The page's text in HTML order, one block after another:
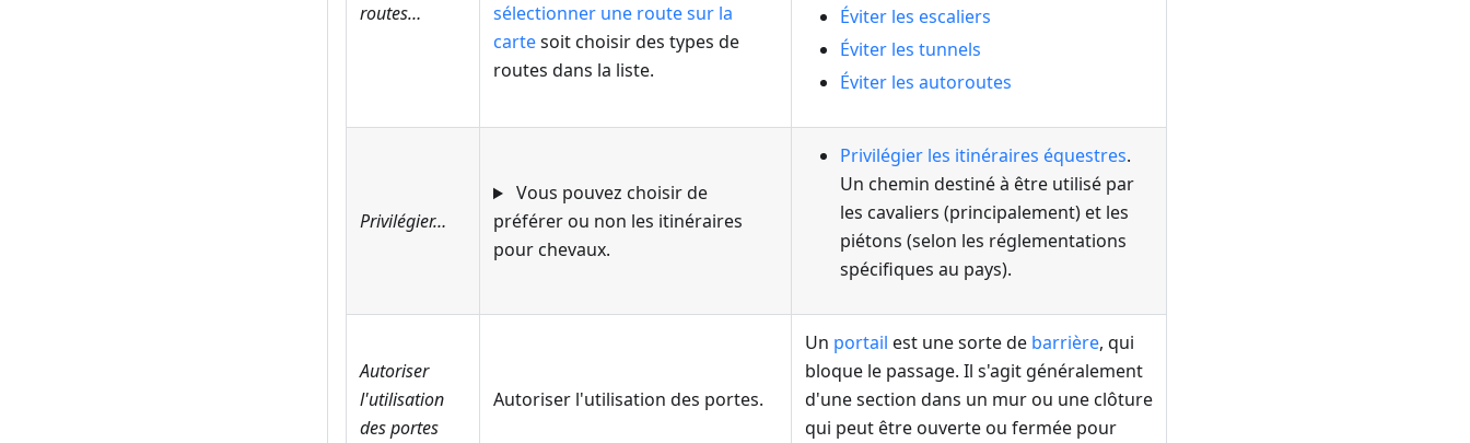
routes…
sélectionner une route sur la
cartesoit choisir des types de
routes dans la liste.
Éviter les escaliers
Éviter les tunnels
Éviter les autoroutes
Privilégier…
Vous pouvez choisir de
préférer ou non les itinéraires
pour chevaux.
Privilégier les itinéraires équestres.
Un chemin destiné à être utilisé par
les cavaliers (principalement) et les
piétons (selon les réglementations
spécifiques au pays).
Autoriser
l'utilisation
des portes
Autoriser l'utilisation des portes.
Un portail est une sorte de barrière, qui
bloque le passage. Il s'agit généralement
d'une section dans un mur ou une clôture
qui peut être ouverte ou fermée pour